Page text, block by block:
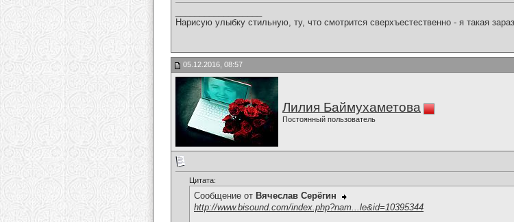
Нарисую улыбку стильную, ту, что смотрится сверхъестественно - я такая
05.12.2016, 08:57
Лилия Баймухаметова
Постоянный пользователь
Цитата:
Сообщение от Вячеслав Серёгин
http://www.bisound.com/index.php?nam...le&id=10395344